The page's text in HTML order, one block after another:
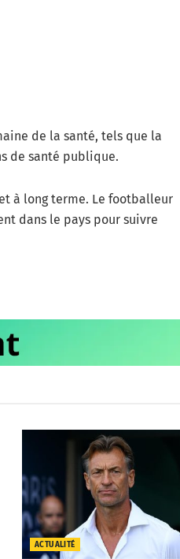
de la santé, tels que la
de santé publique.
à long terme. Le footballeur
dans le pays pour suivre
ACTUALITÉ